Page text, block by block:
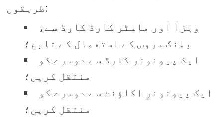
طریقوں:
ویزا اور ماسٹر کارڈ کارڈ سے،
بلنگ سروس کے استعمال کے تابع؛
ایک پیونونر کارڈ سے دوسرے کو
منتقل کریں؛
ایک پیونونر اکاؤنٹ سے دوسرے کو
منتقل کریں؛